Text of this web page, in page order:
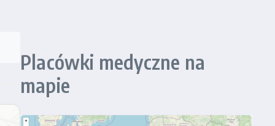
Placówki medyczne na
mapie